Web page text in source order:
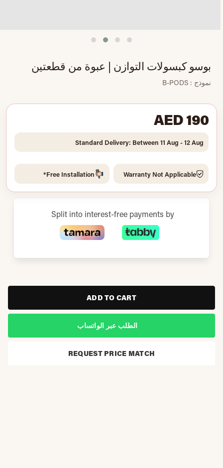
بوسو كبسولات التوازن | عبوة من قطعتين
نموذج : B-PODS
AED 190
Standard Delivery: Between 11 Aug - 12 Aug
Warranty Not Applicable
Free Installation*
Split into interest-free payments by
ADD TO CART
الطلب عبر الواتساب
REQUEST PRICE MATCH